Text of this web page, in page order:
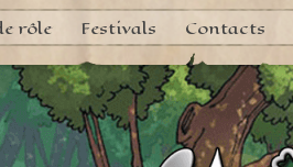
rôle Festivals Contacts